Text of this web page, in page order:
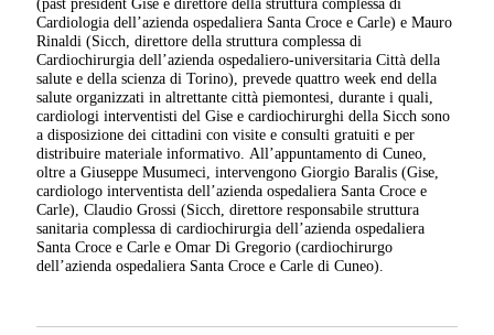
(past president Gise e direttore della struttura complessa di
Cardiologia dell’azienda ospedaliera Santa Croce e Carle) e Mauro
Rinaldi (Sicch, direttore della struttura complessa di
Cardiochirurgia dell’azienda ospedaliero-universitaria Città della
salute e della scienza di Torino), prevede quattro week end della
salute organizzati in altrettante città piemontesi, durante i quali,
cardiologi interventisti del Gise e cardiochirurghi della Sicch sono
a disposizione dei cittadini con visite e consulti gratuiti e per
distribuire materiale informativo. All’appuntamento di Cuneo,
oltre a Giuseppe Musumeci, intervengono Giorgio Baralis (Gise,
cardiologo interventista dell’azienda ospedaliera Santa Croce e
Carle), Claudio Grossi (Sicch, direttore responsabile struttura
sanitaria complessa di cardiochirurgia dell’azienda ospedaliera
Santa Croce e Carle e Omar Di Gregorio (cardiochirurgo
dell’azienda ospedaliera Santa Croce e Carle di Cuneo).